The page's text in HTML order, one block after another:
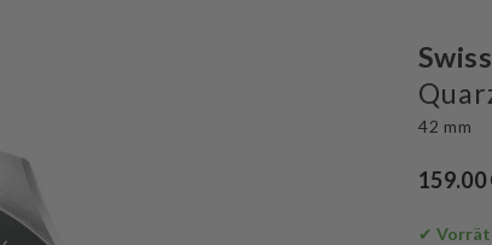
42 mm
159.00
✔